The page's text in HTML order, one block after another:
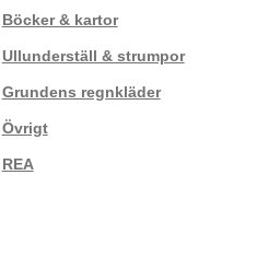
Böcker & kartor
Ullunderställ & strumpor
Grundens regnkläder
Övrigt
REA